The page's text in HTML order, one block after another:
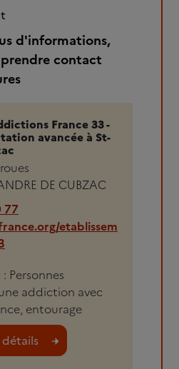
d'informations,
contact
France 33 -
avancée à St-
DE CUBZAC
77
etablissem
Personnes
addiction avec
entourage